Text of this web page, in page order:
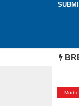
Morbi